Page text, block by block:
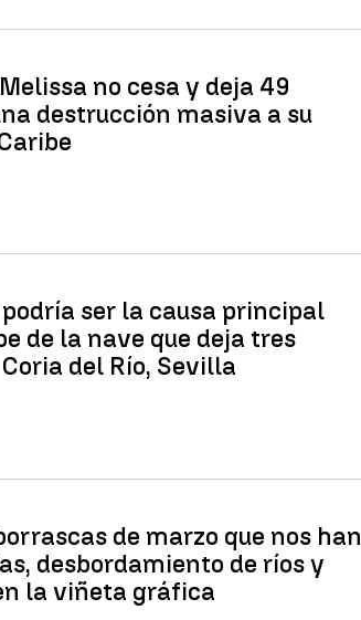
no cesa y deja 49
destrucción masiva a su
ser la causa principal
de la nave que deja tres
del Río, Sevilla
de marzo que nos han
desbordamiento de ríos y
la viñeta gráfica